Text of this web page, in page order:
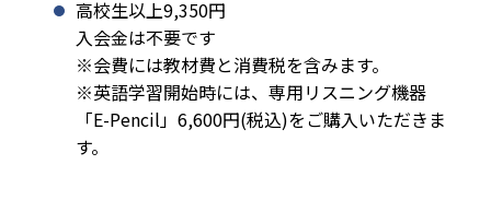
高校生以上9,350円
入会金は不要です
※会費には教材費と消費税を含みます。
※英語学習開始時には、専用リスニング機器
「E-Pencil」6,600円(税込)をご購入いただきま
す。